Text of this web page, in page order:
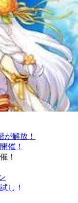
が解放！
催！
！
し！